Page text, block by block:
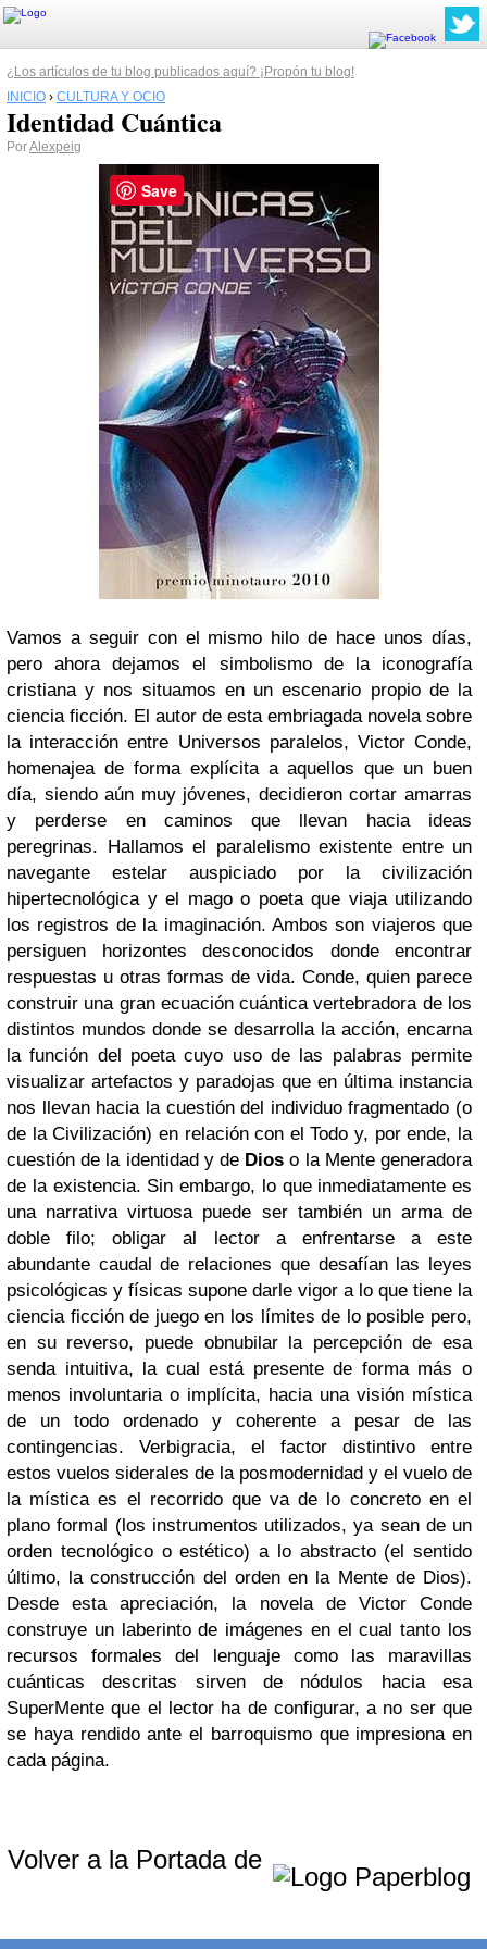
¿Los artículos de tu blog publicados aquí? ¡Propón tu blog!
INICIO › CULTURA Y OCIO
Identidad Cuántica
PorAlexpeig
Vamos a seguir con el mismo hilo de hace unos días,
pero ahora dejamos el simbolismo de la iconografía
cristiana y nos situamos en un escenario propio de la
ciencia ficción. El autor de esta embriagada novela sobre
la interacción entre Universos paralelos, Victor Conde,
homenajea de forma explícita a aquellos que un buen
día, siendo aún muy jóvenes, decidieron cortar amarras
y perderse en caminos que llevan hacia ideas
peregrinas. Hallamos el paralelismo existente entre un
navegante estelar auspiciado por la civilización
hipertecnológica y el mago o poeta que viaja utilizando
los registros de la imaginación. Ambos son viajeros que
persiguen horizontes desconocidos donde encontrar
respuestas u otras formas de vida. Conde, quien parece
construir una gran ecuación cuántica vertebradora de los
distintos mundos donde se desarrolla la acción, encarna
la función del poeta cuyo uso de las palabras permite
visualizar artefactos y paradojas que en última instancia
nos llevan hacia la cuestión del individuo fragmentado (o
de la Civilización) en relación con el Todo y, por ende, la
cuestión de la identidad y de Dios o la Mente generadora
de la existencia. Sin embargo, lo que inmediatamente es
una narrativa virtuosa puede ser también un arma de
doble filo; obligar al lector a enfrentarse a este
abundante caudal de relaciones que desafían las leyes
psicológicas y físicas supone darle vigor a lo que tiene la
ciencia ficción de juego en los límites de lo posible pero,
en su reverso, puede obnubilar la percepción de esa
senda intuitiva, la cual está presente de forma más o
menos involuntaria o implícita, hacia una visión mística
de un todo ordenado y coherente a pesar de las
contingencias. Verbigracia, el factor distintivo entre
estos vuelos siderales de la posmodernidad y el vuelo de
la mística es el recorrido que va de lo concreto en el
plano formal (los instrumentos utilizados, ya sean de un
orden tecnológico o estético) a lo abstracto (el sentido
último, la construcción del orden en la Mente de Dios).
Desde esta apreciación, la novela de Victor Conde
construye un laberinto de imágenes en el cual tanto los
recursos formales del lenguaje como las maravillas
cuánticas descritas sirven de nódulos hacia esa
SuperMente que el lector ha de configurar, a no ser que
se haya rendido ante el barroquismo que impresiona en
cada página.
Volver a la Portada de
Save